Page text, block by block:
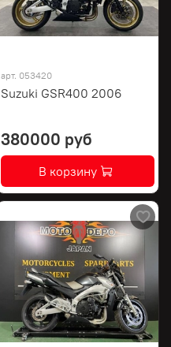
арт. 053420
Suzuki GSR400 2006
380000 руб
В корзину